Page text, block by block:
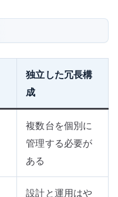
独立した冗長構
成
複数台を個別に
管理する必要が
ある
設計と運用はや